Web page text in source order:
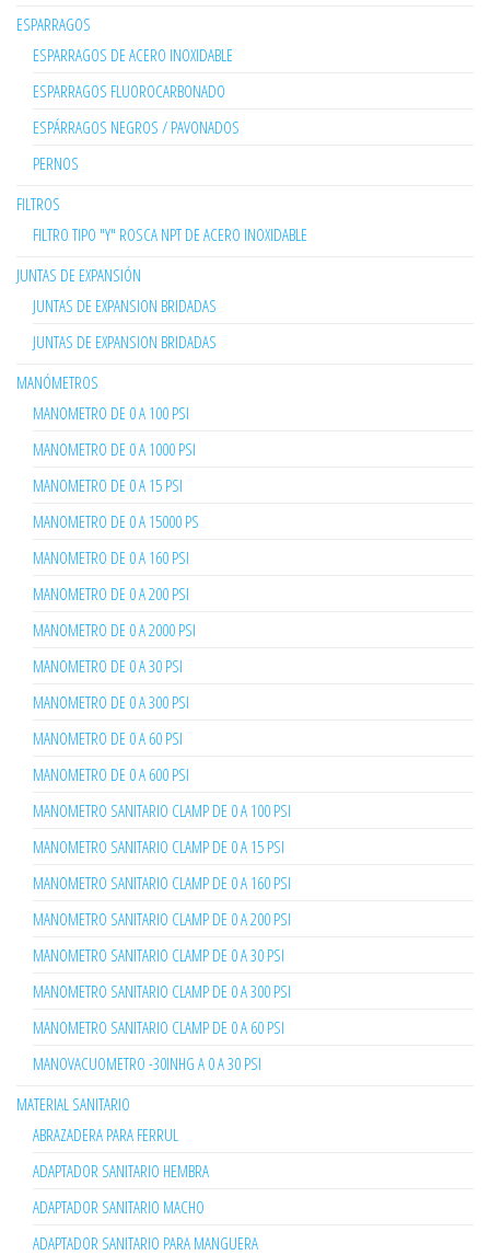
ESPARRAGOS
ESPARRAGOS DE ACERO INOXIDABLE
ESPARRAGOS FLUOROCARBONADO
ESPÁRRAGOS NEGROS / PAVONADOS
PERNOS
FILTROS
FILTRO TIPO "Y" ROSCA NPT DE ACERO INOXIDABLE
JUNTAS DE EXPANSIÓN
JUNTAS DE EXPANSION BRIDADAS
JUNTAS DE EXPANSION BRIDADAS
MANÓMETROS
MANOMETRO DE 0 A 100 PSI
MANOMETRO DE 0 A 1000 PSI
MANOMETRO DE 0 A 15 PSI
MANOMETRO DE 0 A 15000 PS
MANOMETRO DE 0 A 160 PSI
MANOMETRO DE 0 A 200 PSI
MANOMETRO DE 0 A 2000 PSI
MANOMETRO DE 0 A 30 PSI
MANOMETRO DE 0 A 300 PSI
MANOMETRO DE 0 A 60 PSI
MANOMETRO DE 0 A 600 PSI
MANOMETRO SANITARIO CLAMP DE 0 A 100 PSI
MANOMETRO SANITARIO CLAMP DE 0 A 15 PSI
MANOMETRO SANITARIO CLAMP DE 0 A 160 PSI
MANOMETRO SANITARIO CLAMP DE 0 A 200 PSI
MANOMETRO SANITARIO CLAMP DE 0 A 30 PSI
MANOMETRO SANITARIO CLAMP DE 0 A 300 PSI
MANOMETRO SANITARIO CLAMP DE 0 A 60 PSI
MANOVACUOMETRO -30INHG A 0 A 30 PSI
MATERIAL SANITARIO
ABRAZADERA PARA FERRUL
ADAPTADOR SANITARIO HEMBRA
ADAPTADOR SANITARIO MACHO
ADAPTADOR SANITARIO PARA MANGUERA